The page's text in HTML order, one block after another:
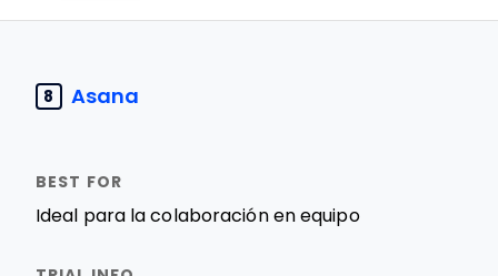
8 Asana
Ideal para la colaboración en equipo